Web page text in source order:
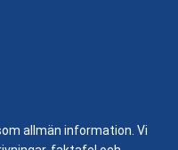
allmän information. Vi